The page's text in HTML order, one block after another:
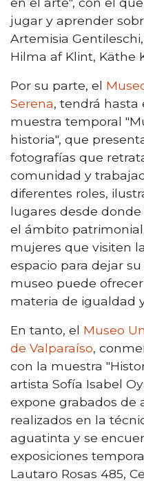
jugar y aprender
Artemisia
Hilma af Klint, Käthe
Por su parte, el
Serena, tendrá hasta
muestra temporal
historia", que
fotografías que
comunidad y
diferentes roles,
lugares desde
el ámbito
mujeres que visiten
espacio para dejar
museo puede
materia de igualdad
En tanto, el Museo
de Valparaíso,
con la muestra
artista Sofía Isabel
expone grabados de
realizados en la
aguatinta y se
exposiciones
Lautaro Rosas 485,